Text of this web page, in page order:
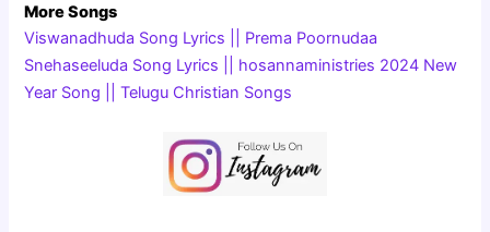
More Songs
Viswanadhuda Song Lyrics || Prema Poornudaa
Snehaseeluda Song Lyrics || hosannaministries 2024 New
Year Song || Telugu Christian Songs